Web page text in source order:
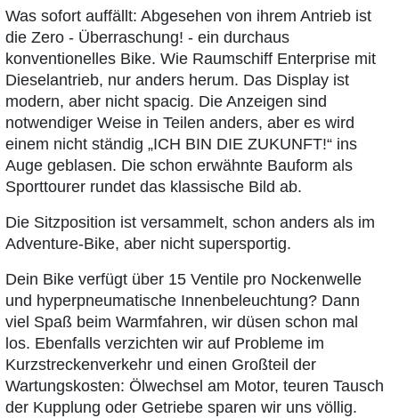
Was sofort auffällt: Abgesehen von ihrem Antrieb ist
die Zero - Überraschung! - ein durchaus
konventionelles Bike. Wie Raumschiff Enterprise mit
Dieselantrieb, nur anders herum. Das Display ist
modern, aber nicht spacig. Die Anzeigen sind
notwendiger Weise in Teilen anders, aber es wird
einem nicht ständig „ICH BIN DIE ZUKUNFT!“ ins
Auge geblasen. Die schon erwähnte Bauform als
Sporttourer rundet das klassische Bild ab.
Die Sitzposition ist versammelt, schon anders als im
Adventure-Bike, aber nicht supersportig.
Dein Bike verfügt über 15 Ventile pro Nockenwelle
und hyperpneumatische Innenbeleuchtung? Dann
viel Spaß beim Warmfahren, wir düsen schon mal
los. Ebenfalls verzichten wir auf Probleme im
Kurzstreckenverkehr und einen Großteil der
Wartungskosten: Ölwechsel am Motor, teuren Tausch
der Kupplung oder Getriebe sparen wir uns völlig.